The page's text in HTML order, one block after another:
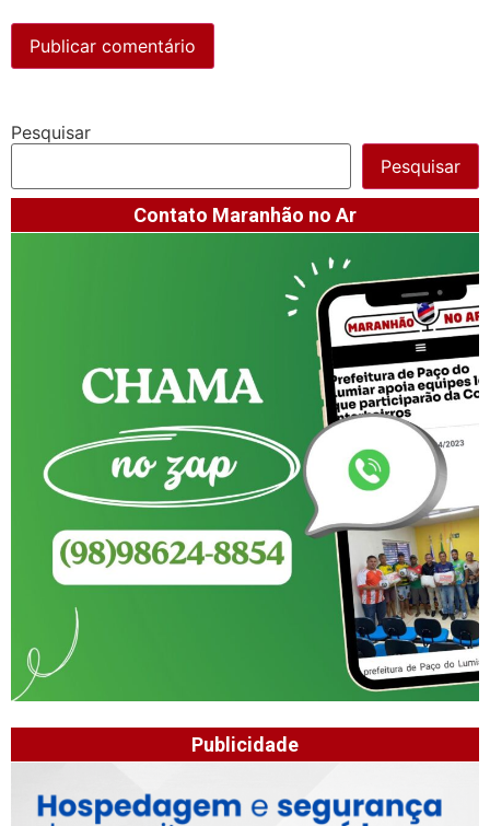
Pesquisar
Pesquisar
Contato Maranhão no Ar
Publicidade